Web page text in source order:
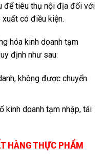
để tiêu thụ nội địa đối với
xuất có điều kiện.
hóa kinh doanh tạm
định như sau:
không được chuyển
kinh doanh tạm nhập, tái
HÀNG THỰC PHẨM